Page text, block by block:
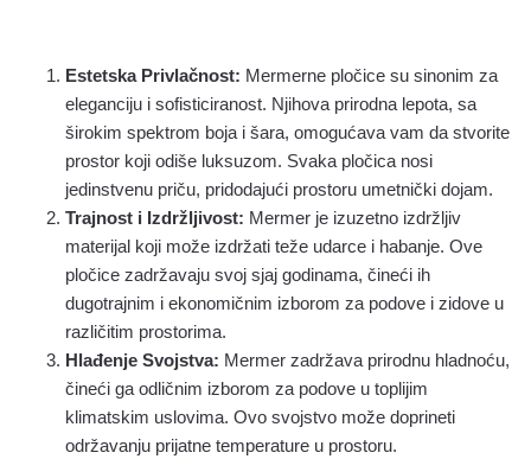
Estetska Privlačnost: Mermerne pločice su sinonim za
eleganciju i sofisticiranost. Njihova prirodna lepota, sa
širokim spektrom boja i šara, omogućava vam da stvorite
prostor koji odiše luksuzom. Svaka pločica nosi
jedinstvenu priču, pridodajući prostoru umetnički dojam.
Trajnost i Izdržljivost: Mermer je izuzetno izdržljiv
materijal koji može izdržati teže udarce i habanje. Ove
pločice zadržavaju svoj sjaj godinama, čineći ih
dugotrajnim i ekonomičnim izborom za podove i zidove u
različitim prostorima.
Hlađenje Svojstva: Mermer zadržava prirodnu hladnoću,
čineći ga odličnim izborom za podove u toplijim
klimatskim uslovima. Ovo svojstvo može doprineti
održavanju prijatne temperature u prostoru.